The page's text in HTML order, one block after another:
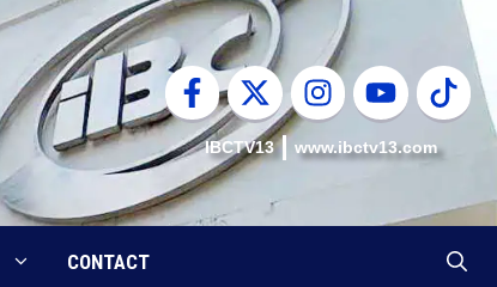
IBCTV13 www.ibctv13.com
CONTACT